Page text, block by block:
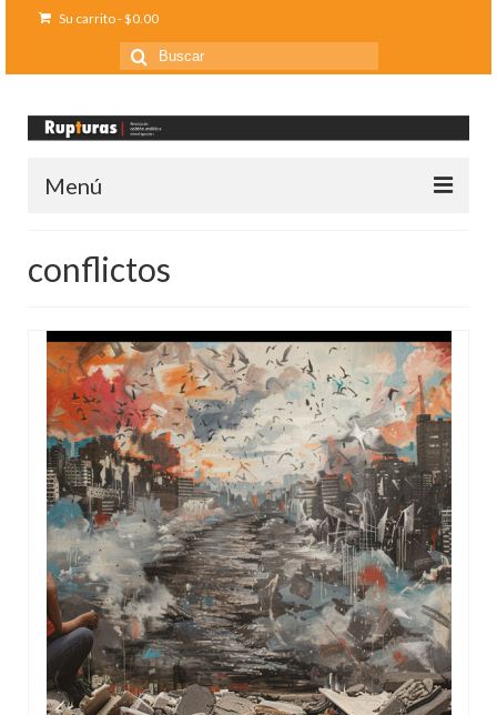
Su carrito-$0.00
Buscar
por:
Menú
Contáctanos
Opinión
Entreletras
Ciencia
Mundo
Aula Virtual
conflictos